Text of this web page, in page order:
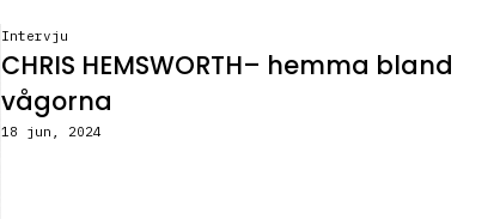
Intervju
CHRIS HEMSWORTH– hemma bland
vågorna
18 jun, 2024